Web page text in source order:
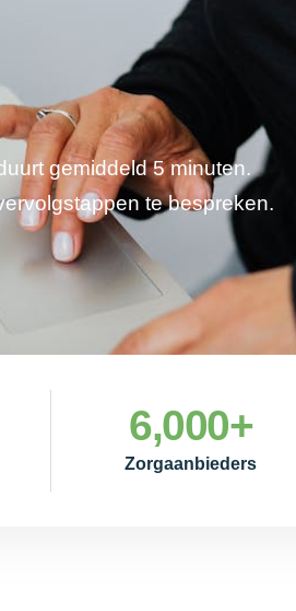
gemiddeld 5 minuten.
te bespreken.
Zorgaanbieders
6,000+